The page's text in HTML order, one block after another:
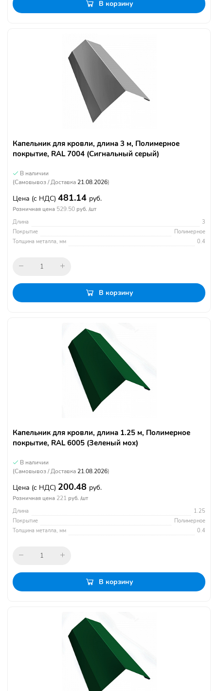
В корзину
Капельник для кровли, длина 3 м, Полимерное
покрытие, RAL 7004 (Сигнальный серый)
В наличии
(Самовывоз / Доставка 21.08.2026)
Цена (с НДС) 481.14 руб.
Розничная цена 529.50 руб. /шт
Длина
3
Покрытие
Полимерное
Толщина металла, мм
0.4
В корзину
Капельник для кровли, длина 1.25 м, Полимерное
покрытие, RAL 6005 (Зеленый мох)
В наличии
(Самовывоз / Доставка 21.08.2026)
Цена (с НДС) 200.48 руб.
Розничная цена 221 руб. /шт
Длина
1.25
Покрытие
Полимерное
Толщина металла, мм
0.4
В корзину